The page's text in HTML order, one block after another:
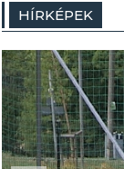
HÍRKÉPEK